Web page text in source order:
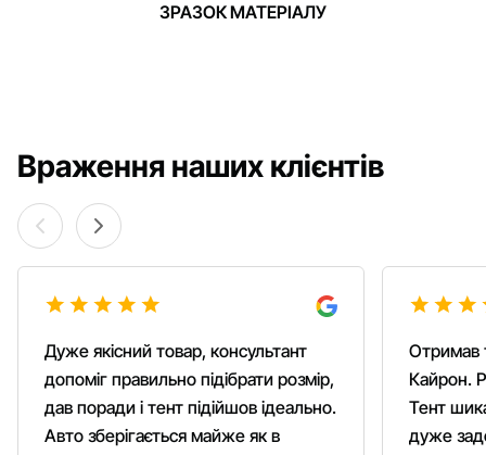
ЗРАЗОК МАТЕРІАЛУ
Враження наших клієнтів
Дуже якісний товар, консультант
допоміг правильно підібрати розмір,
дав поради і тент підійшов ідеально.
Авто зберігається майже як в
Отримав
Кайрон.
Тент
дуже